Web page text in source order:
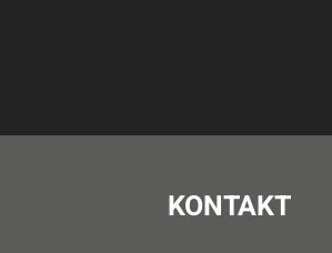
KONTAKT